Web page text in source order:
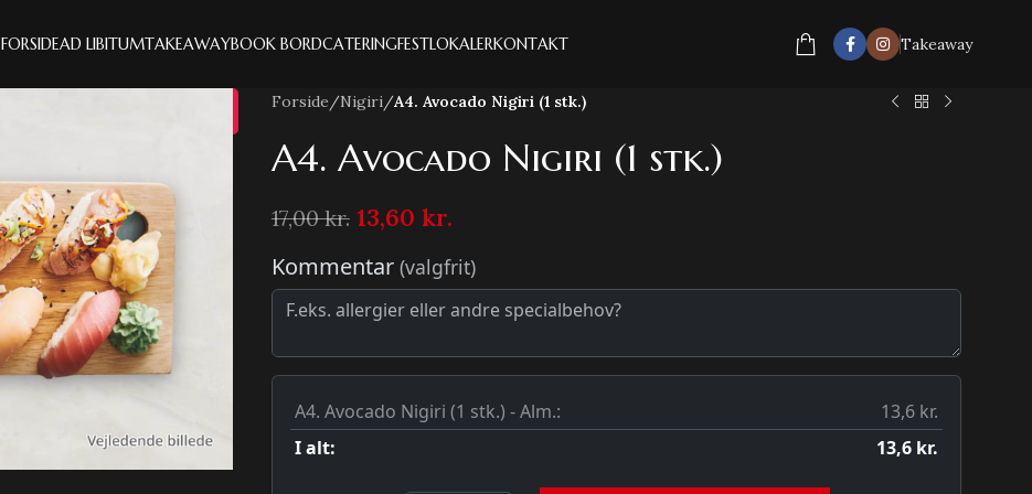
FORSIDEAD LIBITUMTAKEAWAYBOOK BORDCATERINGFESTLOKALERKONTAKT Takeaway
Forside/Nigiri/A4. Avocado Nigiri (1 stk.)
A4. Avocado Nigiri (1 stk.)
17,00kr. 13,60 kr.